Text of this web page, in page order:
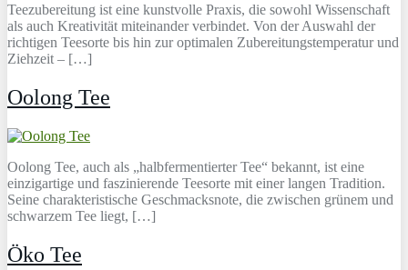
Teezubereitung ist eine kunstvolle Praxis, die sowohl Wissenschaft
als auch Kreativität miteinander verbindet. Von der Auswahl der
richtigen Teesorte bis hin zur optimalen Zubereitungstemperatur und
Ziehzeit – […]
Oolong Tee
Oolong Tee, auch als „halbfermentierter Tee“ bekannt, ist eine
einzigartige und faszinierende Teesorte mit einer langen Tradition.
Seine charakteristische Geschmacksnote, die zwischen grünem und
schwarzem Tee liegt, […]
Öko Tee